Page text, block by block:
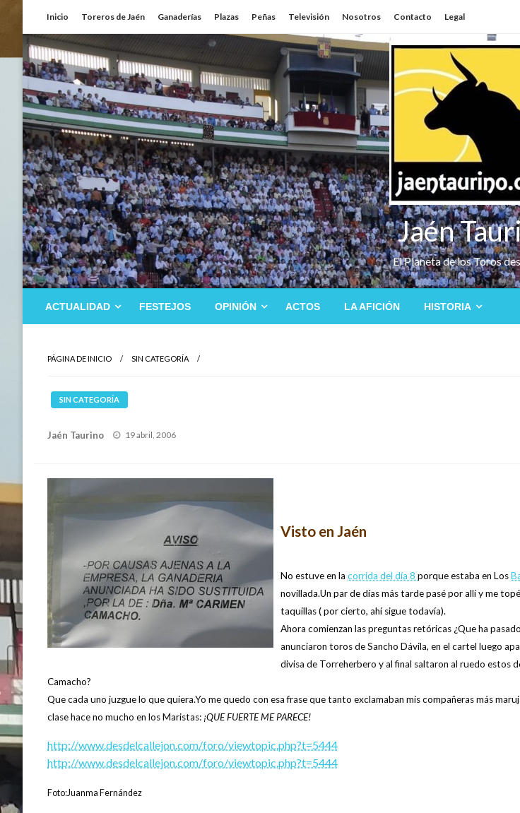
contenido
Inicio Toreros de Jaén Ganaderías Plazas Peñas Televisión Nosotros Contacto Legal
Jaén
El Planeta de los Toros
ACTUALIDAD FESTEJOS OPINIÓN ACTOS LA AFICIÓN HISTORIA
PÁGINA DE INICIO SIN CATEGORÍA
SIN CATEGORÍA
Jaén Taurino
Publicado
19 abril, 2006
Visto en Jaén
No estuve en la corrida del día 8 porque estaba en Los
novillada.Un par de días más tarde pasé por allí y me
taquillas ( por cierto, ahí sigue todavía).
Ahora comienzan las preguntas retóricas ¿Que ha
anunciaron toros de Sancho Dávila, en el cartel luego
divisa de Torreherbero y al final saltaron al ruedo estos
Camacho?
Que cada uno juzgue lo que quiera.Yo me quedo con esa frase que tanto exclamaban mis compañeras más
clase hace no mucho en los Maristas: ¡QUE FUERTE ME PARECE!
http://www.desdelcallejon.com/foro/viewtopic.php?t=5444
http://www.desdelcallejon.com/foro/viewtopic.php?t=5444
Foto:Juanma Fernández